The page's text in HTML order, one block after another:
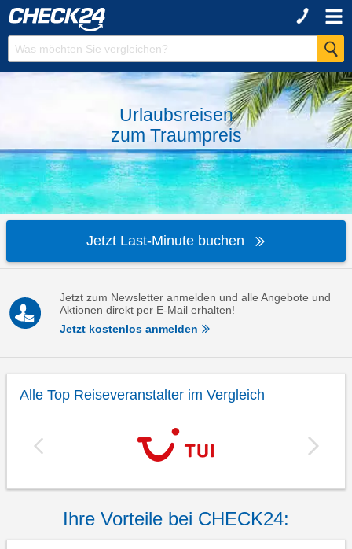
Urlaubsreisen
zum Traumpreis
Jetzt Last-Minute buchen
Jetzt zum Newsletter anmelden und alle Angebote und
Aktionen direkt per E-Mail erhalten!
Jetzt kostenlos anmelden
Alle Top Reiseveranstalter im Vergleich
Ihre Vorteile bei CHECK24: